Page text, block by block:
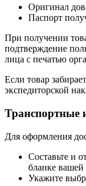
Оригинал
Паспорт
При получении
подтверждение
лица с печатью
Если товар
экспедиторской
Транспортные
Для оформления
Составьте и
бланке вашей
Укажите